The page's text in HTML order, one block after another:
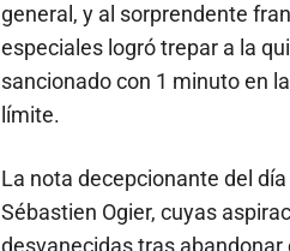
general, y al sorprendente
especiales logró trepar a la
sancionado con 1 minuto en
límite.
La nota decepcionante del
Sébastien Ogier, cuyas